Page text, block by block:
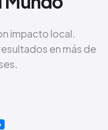
impacto local.
en más de